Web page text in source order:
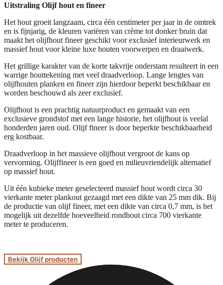
Uitstraling Olijf hout en fineer
Het hout groeit langzaam, circa één centimeter per jaar in de omtrek
en is fijnjarig, de kleuren variëren van crème tot donker bruin dat
maakt het olijfhout fineer geschikt voor exclusief interieurwerk en
massief hout voor kleine luxe houten voorwerpen en draaiwerk.
Het grillige karakter van de korte takvrije onderstam resulteert in een
warrige houttekening met veel draadverloop. Lange lengtes van
olijfhouten planken en fineer zijn hierdoor beperkt beschikbaar en
worden beschouwd als zeer exclusief.
Olijfhout is een prachtig natuurproduct en gemaakt van een
exclusieve grondstof met een lange historie, het olijfhout is veelal
honderden jaren oud. Olijf fineer is door beperkte beschikbaarheid
erg kostbaar.
Draadverloop in het massieve olijfhout vergroot de kans op
vervorming. Olijffineer is een goed en milieuvriendelijk alternatief
op massief hout.
Uit één kubieke meter geselecteerd massief hout wordt circa 30
vierkante meter plankout gezaagd met een dikte van 25 mm dik. Bij
de productie van olijf fineer, met een dikte van circa 0,7 mm, is het
mogelijk uit dezelfde hoeveelheid rondhout circa 700 vierkante
meter te produceren.
Bekijk Olijf producten